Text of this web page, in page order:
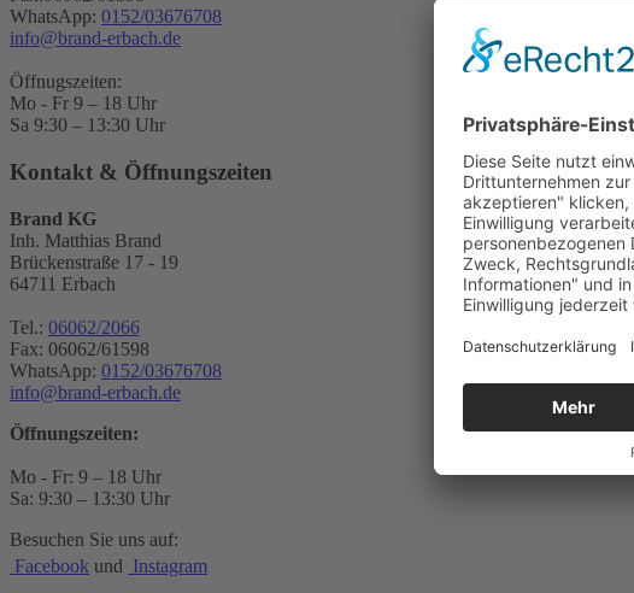
WhatsApp: 0152/03676708
info@brand-erbach.de
Öffnugszeiten:
Mo - Fr 9 – 18 Uhr
Sa 9:30 – 13:30 Uhr
Kontakt & Öffnungszeiten
Brand KG
Inh. Matthias Brand
Brückenstraße 17 - 19
64711 Erbach
Tel.: 06062/2066
Fax: 06062/61598
WhatsApp: 0152/03676708
info@brand-erbach.de
Öffnungszeiten:
Mo - Fr: 9 – 18 Uhr
Sa: 9:30 – 13:30 Uhr
Besuchen Sie uns auf:
Facebook und Instagram